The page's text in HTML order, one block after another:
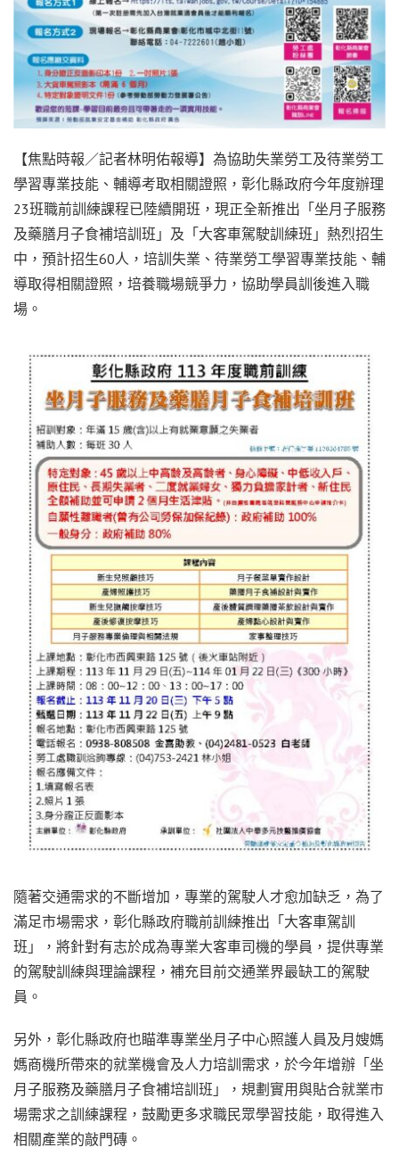
【焦點時報／記者林明佑報導】為協助失業勞工及待業勞工
學習專業技能、輔導考取相關證照，彰化縣政府今年度辦理
23班職前訓練課程已陸續開班，現正全新推出「坐月子服務
及藥膳月子食補培訓班」及「大客車駕駛訓練班」熱烈招生
中，預計招生60人，培訓失業、待業勞工學習專業技能、輔
導取得相關證照，培養職場競爭力，協助學員訓後進入職
場。
隨著交通需求的不斷增加，專業的駕駛人才愈加缺乏，為了
滿足市場需求，彰化縣政府職前訓練推出「大客車駕訓
班」，將針對有志於成為專業大客車司機的學員，提供專業
的駕駛訓練與理論課程，補充目前交通業界最缺工的駕駛
員。
另外，彰化縣政府也瞄準專業坐月子中心照護人員及月嫂媽
媽商機所帶來的就業機會及人力培訓需求，於今年增辦「坐
月子服務及藥膳月子食補培訓班」，規劃實用與貼合就業市
場需求之訓練課程，鼓勵更多求職民眾學習技能，取得進入
相關產業的敲門磚。